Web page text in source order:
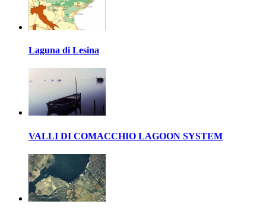
Laguna di Lesina
VALLI DI COMACCHIO LAGOON SYSTEM